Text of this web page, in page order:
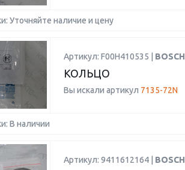
Уточняйте наличие и цену
Артикул: F00H410535 | BOSCH
КОЛЬЦО
Вы искали артикул 7135-72N
В наличии
Артикул: 9411612164 | BOSCH